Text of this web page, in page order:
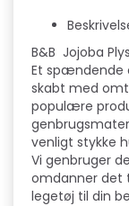
B&B Jojoba
Et spændende
skabt med
populære
venligt stykke
Vi genbruger
omdanner det
legetøj til din